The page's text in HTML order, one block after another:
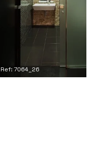
Ref: 7064_26